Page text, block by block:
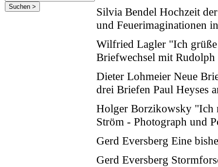
Silvia Bendel Hochzeit
und Feuerimaginationen
Wilfried Lagler "Ich grüße
Briefwechsel mit
Dieter Lohmeier Neue
drei Briefen Paul Heyses
Holger Borzikowsky "Ich
Ström - Photograph und
Gerd Eversberg Eine
Gerd Eversberg